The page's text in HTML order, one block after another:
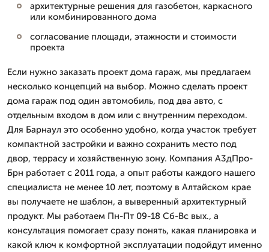
архитектурные решения для газобетон, каркасного
или комбинированного дома
согласование площади, этажности и стоимости
проекта
Если нужно заказать проект дома гараж, мы предлагаем
несколько концепций на выбор. Можно сделать проект
дома гараж под один автомобиль, под два авто, с
отдельным входом в дом или с внутренним переходом.
Для Барнаул это особенно удобно, когда участок требует
компактной застройки и важно сохранить место под
двор, террасу и хозяйственную зону. Компания А3дПро-
Брн работает с 2011 года, а опыт работы каждого нашего
специалиста не менее 10 лет, поэтому в Алтайском крае
вы получаете не шаблон, а выверенный архитектурный
продукт. Мы работаем Пн-Пт 09-18 Сб-Вс вых., а
консультация помогает сразу понять, какая планировка и
какой ключ к комфортной эксплуатации подойдут именно